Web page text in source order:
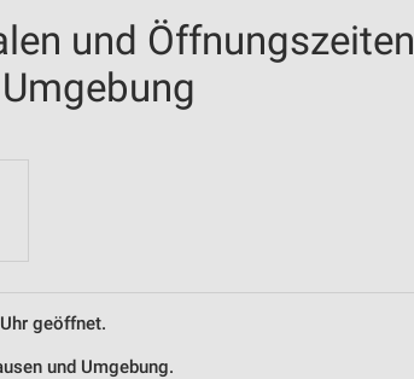
und Öffnungszeiten
geöffnet.
und Umgebung.